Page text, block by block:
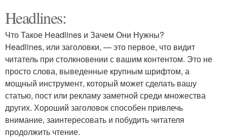
Headlines:
Что Такое Headlines и Зачем Они Нужны?
Headlines, или заголовки, — это первое, что видит
читатель при столкновении с вашим контентом. Это не
просто слова, выведенные крупным шрифтом, а
мощный инструмент, который может сделать вашу
статью, пост или рекламу заметной среди множества
других. Хороший заголовок способен привлечь
внимание, заинтересовать и побудить читателя
продолжить чтение.